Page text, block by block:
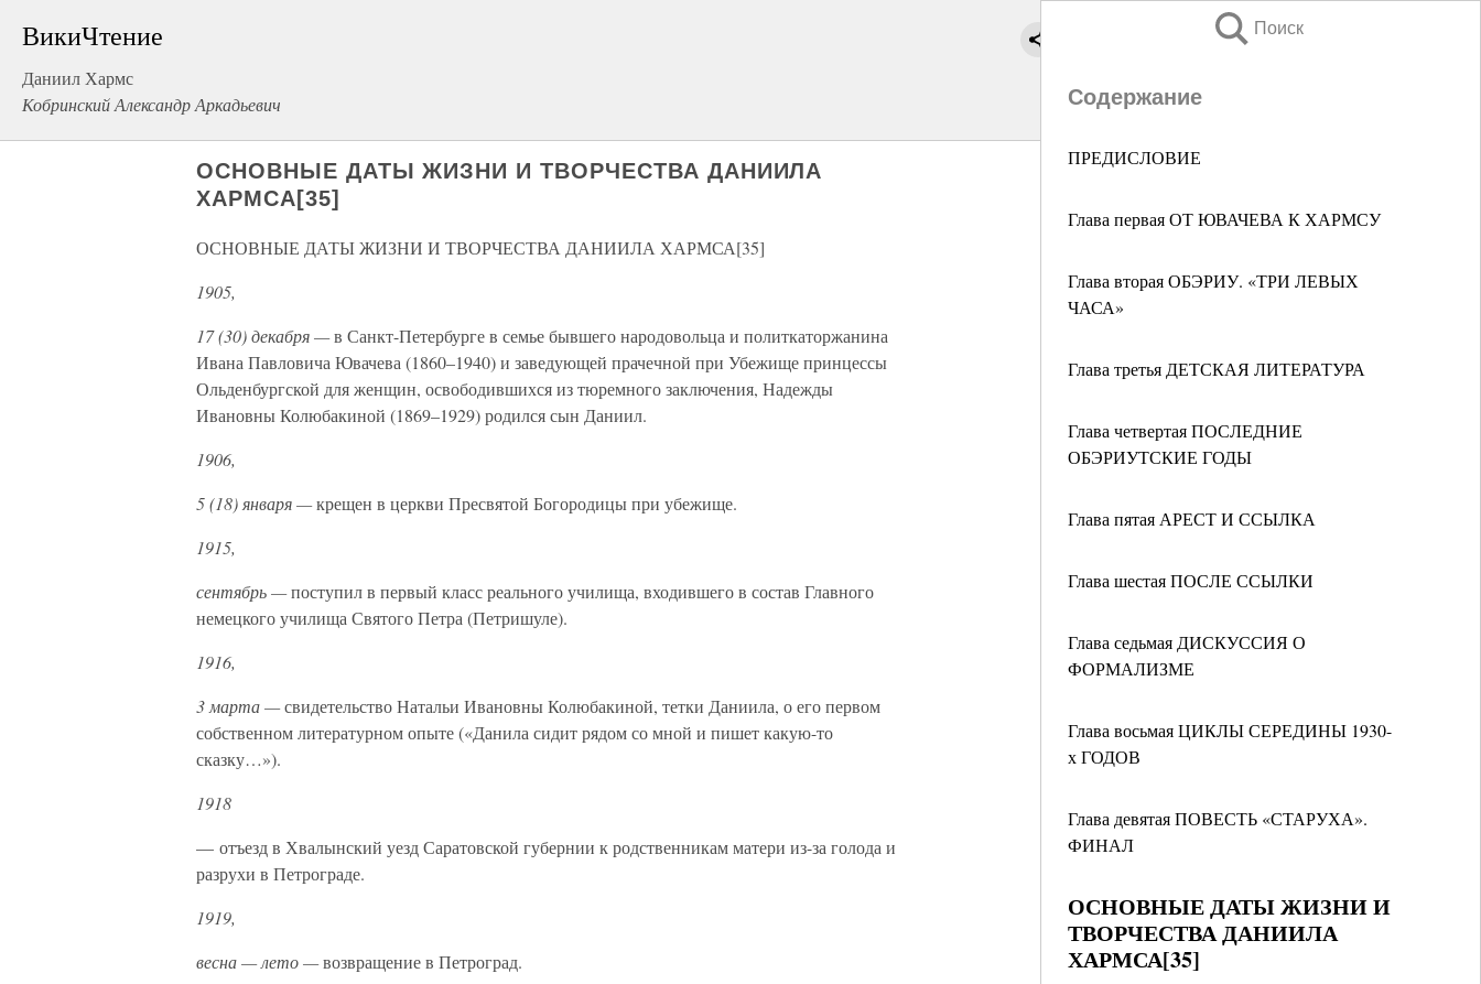
ВикиЧтение
Даниил Хармс
Кобринский Александр Аркадьевич
Поиск
Содержание
ПРЕДИСЛОВИЕ
Глава первая ОТ ЮВАЧЕВА К ХАРМСУ
Глава вторая ОБЭРИУ. «ТРИ ЛЕВЫХ
ЧАСА»
Глава третья ДЕТСКАЯ ЛИТЕРАТУРА
Глава четвертая ПОСЛЕДНИЕ
ОБЭРИУТСКИЕ ГОДЫ
Глава пятая АРЕСТ И ССЫЛКА
Глава шестая ПОСЛЕ ССЫЛКИ
Глава седьмая ДИСКУССИЯ О
ФОРМАЛИЗМЕ
Глава восьмая ЦИКЛЫ СЕРЕДИНЫ 1930-
х ГОДОВ
Глава девятая ПОВЕСТЬ «СТАРУХА».
ФИНАЛ
ОСНОВНЫЕ ДАТЫ ЖИЗНИ И
ТВОРЧЕСТВА ДАНИИЛА
ХАРМСА[35]
ОСНОВНЫЕ ДАТЫ ЖИЗНИ И ТВОРЧЕСТВА ДАНИИЛА
ХАРМСА[35]
ОСНОВНЫЕ ДАТЫ ЖИЗНИ И ТВОРЧЕСТВА ДАНИИЛА ХАРМСА[35]
1905,
17 (30) декабря —в Санкт-Петербурге в семье бывшего народовольца и политкаторжанина
Ивана Павловича Ювачева (1860–1940) и заведующей прачечной при Убежище принцессы
Ольденбургской для женщин, освободившихся из тюремного заключения, Надежды
Ивановны Колюбакиной (1869–1929) родился сын Даниил.
1906,
5 (18) января —крещен в церкви Пресвятой Богородицы при убежище.
1915,
сентябрь —поступил в первый класс реального училища, входившего в состав Главного
немецкого училища Святого Петра (Петришуле).
1916,
3 марта —свидетельство Натальи Ивановны Колюбакиной, тетки Даниила, о его первом
собственном литературном опыте («Данила сидит рядом со мной и пишет какую-то
сказку…»).
1918
— отъезд в Хвалынский уезд Саратовской губернии к родственникам матери из-за голода и
разрухи в Петрограде.
1919,
весна — лето —возвращение в Петроград.